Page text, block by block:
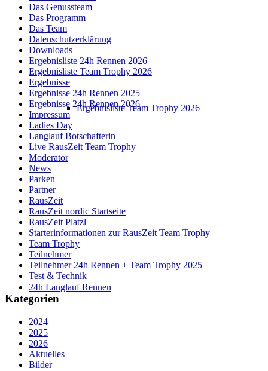
Ergebnisliste Team Trophy 2026
24h Langlauf Rennen
Das Genussteam
Das Programm
Das Team
Datenschutzerklärung
Downloads
Ergebnisliste 24h Rennen 2026
Ergebnisliste Team Trophy 2026
Ergebnisse
Ergebnisse 24h Rennen 2025
Ergebnisse 24h Rennen 2026
Impressum
Ladies Day
Langlauf Botschafterin
Live RausZeit Team Trophy
Moderator
News
Parken
Partner
RausZeit
RausZeit nordic Startseite
RausZeit Platzl
Starterinformationen zur RausZeit Team Trophy
Team Trophy
Teilnehmer
Teilnehmer 24h Rennen + Team Trophy 2025
Test & Technik
Kategorien
2024
2025
2026
Aktuelles
Bilder